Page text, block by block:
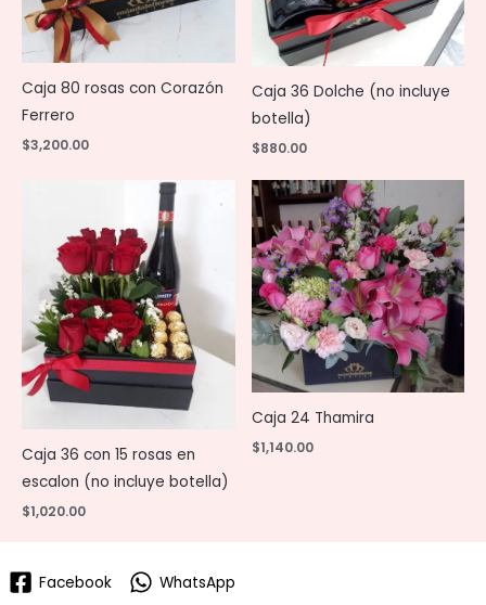
Caja 80 rosas con Corazón
Ferrero
$3,200.00
Caja 36 Dolche (no incluye
botella)
$880.00
Caja 36 con 15 rosas en
escalon (no incluye botella)
$1,020.00
Caja 24 Thamira
$1,140.00
Facebook WhatsApp